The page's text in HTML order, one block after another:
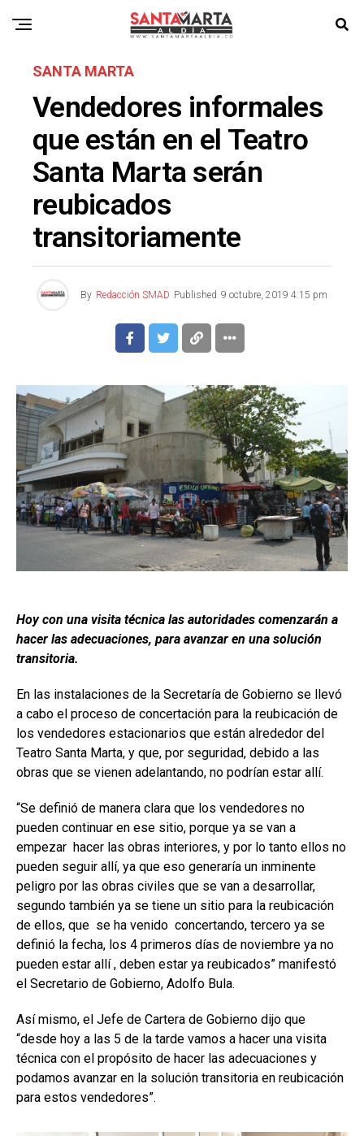
SANTA MARTA
Vendedores informales
que están en el Teatro
Santa Marta serán
reubicados
transitoriamente
By Redacción SMAD Published 9 octubre, 2019 4:15 pm
Hoy con una visita técnica las autoridades comenzarán a
hacer las adecuaciones, para avanzar en una solución
transitoria.
En las instalaciones de la Secretaría de Gobierno se llevó
a cabo el proceso de concertación para la reubicación de
los vendedores estacionarios que están alrededor del
Teatro Santa Marta, y que, por seguridad, debido a las
obras que se vienen adelantando, no podrían estar allí.
“Se definió de manera clara que los vendedores no
pueden continuar en ese sitio, porque ya se van a
empezar hacer las obras interiores, y por lo tanto ellos no
pueden seguir allí, ya que eso generaría un inminente
peligro por las obras civiles que se van a desarrollar,
segundo también ya se tiene un sitio para la reubicación
de ellos, que se ha venido concertando, tercero ya se
definió la fecha, los 4 primeros días de noviembre ya no
pueden estar allí , deben estar ya reubicados” manifestó
el Secretario de Gobierno, Adolfo Bula.
Así mismo, el Jefe de Cartera de Gobierno dijo que
“desde hoy a las 5 de la tarde vamos a hacer una visita
técnica con el propósito de hacer las adecuaciones y
podamos avanzar en la solución transitoria en reubicación
para estos vendedores”.